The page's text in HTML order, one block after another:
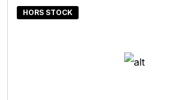
HORS STOCK